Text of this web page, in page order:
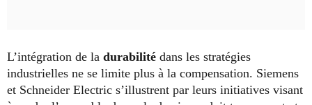
L’intégration de la durabilité dans les stratégies
industrielles ne se limite plus à la compensation. Siemens
et Schneider Electric s’illustrent par leurs initiatives visant